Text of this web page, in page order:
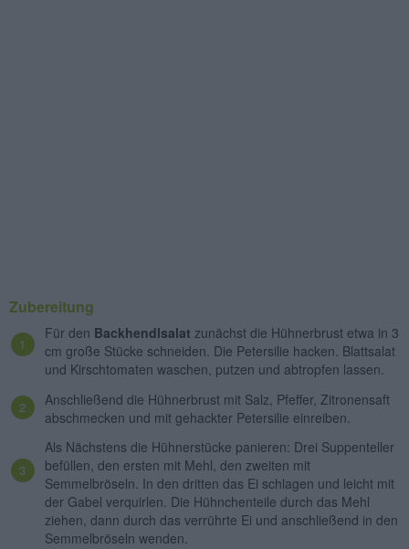
Zubereitung
Für den Backhendlsalat zunächst die Hühnerbrust etwa in 3
cm große Stücke schneiden. Die Petersilie hacken. Blattsalat
und Kirschtomaten waschen, putzen und abtropfen lassen.
Anschließend die Hühnerbrust mit Salz, Pfeffer, Zitronensaft
abschmecken und mit gehackter Petersilie einreiben.
Als Nächstens die Hühnerstücke panieren: Drei Suppenteller
befüllen, den ersten mit Mehl, den zweiten mit
Semmelbröseln. In den dritten das Ei schlagen und leicht mit
der Gabel verquirlen. Die Hühnchenteile durch das Mehl
ziehen, dann durch das verrührte Ei und anschließend in den
Semmelbröseln wenden.